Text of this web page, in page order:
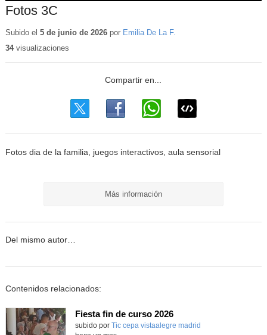
Fotos 3C
Subido el 5 de junio de 2026por Emilia De La F.
34visualizaciones
Fotos dia de la familia, juegos interactivos, aula sensorial
Más información
Del mismo autor…
Contenidos relacionados:
Fiesta fin de curso 2026
subido por Tic cepa vistaalegre madrid